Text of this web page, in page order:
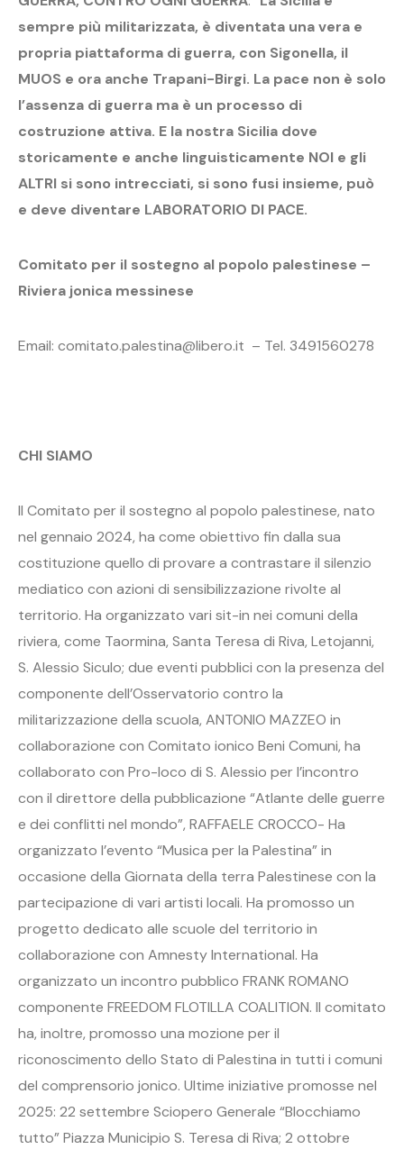
sempre più militarizzata, è diventata una vera e
propria piattaforma di guerra, con Sigonella, il
MUOS e ora anche Trapani-Birgi. La pace non è solo
l’assenza di guerra ma è un processo di
costruzione attiva. E la nostra Sicilia dove
storicamente e anche linguisticamente NOI e gli
ALTRI si sono intrecciati, si sono fusi insieme, può
e deve diventare LABORATORIO DI PACE.
Comitato per il sostegno al popolo palestinese –
Riviera jonica messinese
Email: comitato.palestina@libero.it – Tel. 3491560278
CHI SIAMO
Il Comitato per il sostegno al popolo palestinese, nato
nel gennaio 2024, ha come obiettivo fin dalla sua
costituzione quello di provare a contrastare il silenzio
mediatico con azioni di sensibilizzazione rivolte al
territorio. Ha organizzato vari sit-in nei comuni della
riviera, come Taormina, Santa Teresa di Riva, Letojanni,
S. Alessio Siculo; due eventi pubblici con la presenza del
componente dell’Osservatorio contro la
militarizzazione della scuola, ANTONIO MAZZEO in
collaborazione con Comitato ionico Beni Comuni, ha
collaborato con Pro-loco di S. Alessio per l’incontro
con il direttore della pubblicazione “Atlante delle guerre
e dei conflitti nel mondo”, RAFFAELE CROCCO- Ha
organizzato l’evento “Musica per la Palestina” in
occasione della Giornata della terra Palestinese con la
partecipazione di vari artisti locali. Ha promosso un
progetto dedicato alle scuole del territorio in
collaborazione con Amnesty International. Ha
organizzato un incontro pubblico FRANK ROMANO
componente FREEDOM FLOTILLA COALITION. Il comitato
ha, inoltre, promosso una mozione per il
riconoscimento dello Stato di Palestina in tutti i comuni
del comprensorio jonico. Ultime iniziative promosse nel
2025: 22 settembre Sciopero Generale “Blocchiamo
tutto” Piazza Municipio S. Teresa di Riva; 2 ottobre